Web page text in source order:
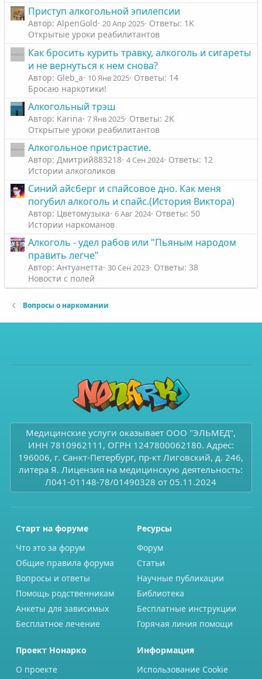
Приступ алкогольной эпилепсии
Автор: AlpenGold 20 Апр 2025 Ответы: 1K
Открытые уроки реабилитантов
Как бросить курить травку, алкоголь и сигареты
и не вернуться к нем снова?
Автор: Gleb_a 10 Янв 2025 Ответы: 14
Бросаю наркотики!
Алкогольный трэш
Автор: Karinа 7 Янв 2025 Ответы: 2K
Открытые уроки реабилитантов
Алкогольное пристрастие.
Автор: Дмитрий883218 4 Сен 2024 Ответы: 12
Истории алкоголиков
Синий айсберг и спайсовое дно. Как меня
погубил алкоголь и спайс.(История Виктора)
Автор: Цветомузыка 6 Авг 2024 Ответы: 50
Истории наркоманов
Алкоголь - удел рабов или "Пьяным народом
править легче"
Автор: Антуанетта 30 Сен 2023 Ответы: 38
Новости с полей
Вопросы о наркомании
Медицинские услуги оказывает ООО "ЭЛЬМЕД",
ИНН 7810962111, ОГРН 1247800062180. Адрес:
196006, г. Санкт-Петербург, пр-кт Лиговский, д. 246,
литера Я. Лицензия на медицинскую деятельность:
Л041-01148-78/01490328 от 05.11.2024
Старт на форуме
Что это за форум
Общие правила форума
Вопросы и ответы
Помощь родственникам
Анкеты для зависимых
Бесплатное лечение
Ресурсы
Форум
Статьи
Научные публикации
Библиотека
Бесплатные инструкции
Горячая линия помощи
Проект Нонарко
О проекте
Информация
Использование Cookie